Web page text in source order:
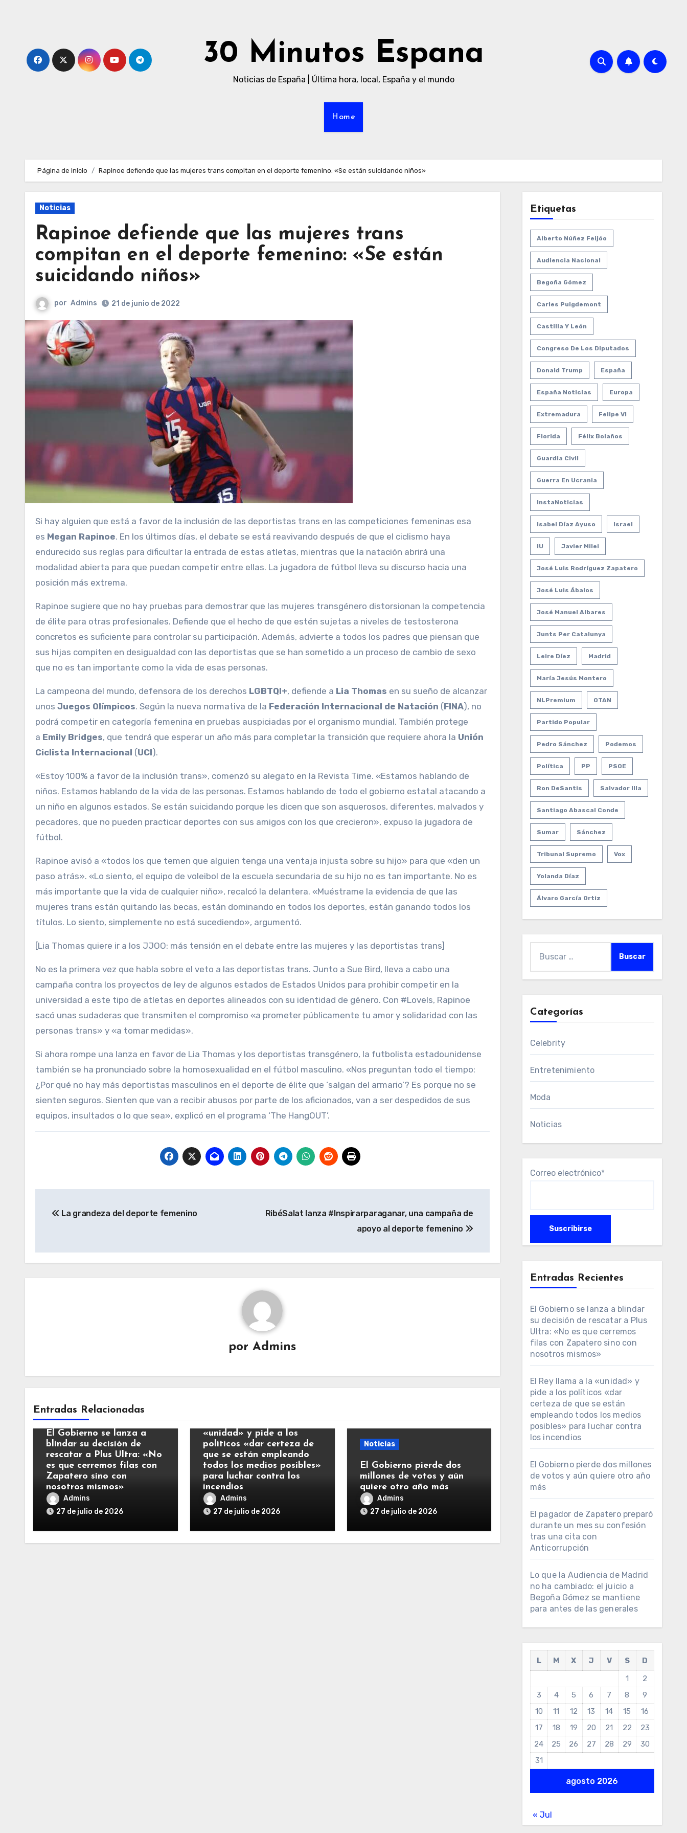
30 Minutos Espana
Noticias de España | Última hora, local, España y el mundo
Home
Página de inicio Rapinoe defiende que las mujeres trans compitan en el deporte femenino: «Se están suicidando niños»
Noticias
Rapinoe defiende que las mujeres trans
compitan en el deporte femenino: «Se están
suicidando niños»
por Admins 21 de junio de 2022
Si hay alguien que está a favor de la inclusión de las deportistas trans en las competiciones femeninas esa
es Megan Rapinoe. En los últimos días, el debate se está reavivando después de que el ciclismo haya
endurecido sus reglas para dificultar la entrada de estas atletas, mientras que la natación abrirá una
modalidad abierta para que puedan competir entre ellas. La jugadora de fútbol lleva su discurso hacia una
posición más extrema.
Rapinoe sugiere que no hay pruebas para demostrar que las mujeres transgénero distorsionan la competencia
de élite para otras profesionales. Defiende que el hecho de que estén sujetas a niveles de testosterona
concretos es suficiente para controlar su participación. Además, advierte a todos los padres que piensan que
sus hijas compiten en desigualdad con las deportistas que se han sometido a un proceso de cambio de sexo
que no es tan importante como la vida de esas personas.
La campeona del mundo, defensora de los derechos LGBTQI+, defiende a Lia Thomas en su sueño de alcanzar
unos Juegos Olímpicos. Según la nueva normativa de la Federación Internacional de Natación (FINA), no
podrá competir en categoría femenina en pruebas auspiciadas por el organismo mundial. También protege
a Emily Bridges, que tendrá que esperar un año más para completar la transición que requiere ahora la Unión
Ciclista Internacional (UCI).
«Estoy 100% a favor de la inclusión trans», comenzó su alegato en la Revista Time. «Estamos hablando de
niños. Estamos hablando de la vida de las personas. Estamos hablando de todo el gobierno estatal atacando a
un niño en algunos estados. Se están suicidando porque les dicen que son asquerosos, diferentes, malvados y
pecadores, que no pueden practicar deportes con sus amigos con los que crecieron», expuso la jugadora de
fútbol.
Rapinoe avisó a «todos los que temen que alguien tenga una ventaja injusta sobre su hijo» para que «den un
paso atrás». «Lo siento, el equipo de voleibol de la escuela secundaria de su hijo no es tan importante. No es
más importante que la vida de cualquier niño», recalcó la delantera. «Muéstrame la evidencia de que las
mujeres trans están quitando las becas, están dominando en todos los deportes, están ganando todos los
títulos. Lo siento, simplemente no está sucediendo», argumentó.
[Lia Thomas quiere ir a los JJOO: más tensión en el debate entre las mujeres y las deportistas trans]
No es la primera vez que habla sobre el veto a las deportistas trans. Junto a Sue Bird, lleva a cabo una
campaña contra los proyectos de ley de algunos estados de Estados Unidos para prohibir competir en la
universidad a este tipo de atletas en deportes alineados con su identidad de género. Con #LoveIs, Rapinoe
sacó unas sudaderas que transmiten el compromiso «a prometer públicamente tu amor y solidaridad con las
personas trans» y «a tomar medidas».
Si ahora rompe una lanza en favor de Lia Thomas y los deportistas transgénero, la futbolista estadounidense
también se ha pronunciado sobre la homosexualidad en el fútbol masculino. «Nos preguntan todo el tiempo:
¿Por qué no hay más deportistas masculinos en el deporte de élite que ‘salgan del armario’? Es porque no se
sienten seguros. Sienten que van a recibir abusos por parte de los aficionados, van a ser despedidos de sus
equipos, insultados o lo que sea», explicó en el programa ‘The HangOUT’.
de
La grandeza del deporte femenino
RibéSalat lanza #Inspirarparaganar, una campaña de
apoyo al deporte femenino
porAdmins
Entradas Relacionadas
Noticias
El Gobierno se lanza a
blindar su decisión de
rescatar a Plus Ultra: «No
es que cerremos filas con
Zapatero sino con
nosotros mismos»
Admins
27 de julio de 2026
El Rey llama a la
«unidad» y pide a los
políticos «dar certeza de
que se están empleando
todos los medios posibles»
para luchar contra los
incendios
Admins
27 de julio de 2026
Noticias
El Gobierno pierde dos
millones de votos y aún
quiere otro año más
Admins
27 de julio de 2026
Etiquetas
Alberto Núñez Feijóo
Audiencia Nacional
Begoña Gómez
Carles Puigdemont
Castilla Y León
Congreso De Los Diputados
Donald Trump España
España Noticias Europa
Extremadura Felipe VI
Florida Félix Bolaños
Guardia Civil
Guerra En Ucrania
InstaNoticias
Isabel Díaz Ayuso Israel
IU Javier Milei
José Luis Rodríguez Zapatero
José Luis Ábalos
José Manuel Albares
Junts Per Catalunya
Leire Díez Madrid
María Jesús Montero
NLPremium OTAN
Partido Popular
Pedro Sánchez Podemos
Política PP PSOE
Ron DeSantis Salvador Illa
Santiago Abascal Conde
Sumar Sánchez
Tribunal Supremo Vox
Yolanda Díaz
Álvaro García Ortiz
Categorías
Celebrity
Entretenimiento
Moda
Noticias
Correo electrónico*
Entradas Recientes
El Gobierno se lanza a blindar
su decisión de rescatar a Plus
Ultra: «No es que cerremos
filas con Zapatero sino con
nosotros mismos»
El Rey llama a la «unidad» y
pide a los políticos «dar
certeza de que se están
empleando todos los medios
posibles» para luchar contra
los incendios
El Gobierno pierde dos millones
de votos y aún quiere otro año
más
El pagador de Zapatero preparó
durante un mes su confesión
tras una cita con
Anticorrupción
Lo que la Audiencia de Madrid
no ha cambiado: el juicio a
Begoña Gómez se mantiene
para antes de las generales
agosto 2026
L M X J V S
D
1
2
3
4 5 6 7 8
9
10
11 12 13 14 15
16
17
18 19 20 21 22
23
24
25 26 27 28 29
30
31
« Jul